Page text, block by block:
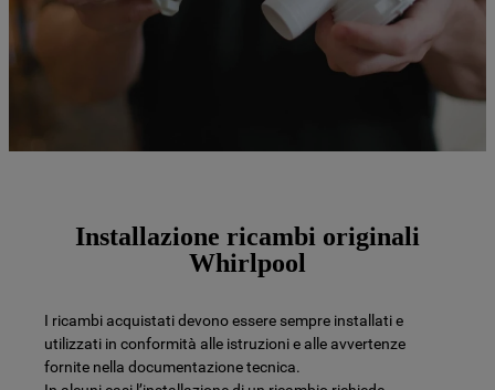
Installazione ricambi originali
Whirlpool
I ricambi acquistati devono essere sempre installati e
utilizzati in conformità alle istruzioni e alle avvertenze
fornite nella documentazione tecnica.